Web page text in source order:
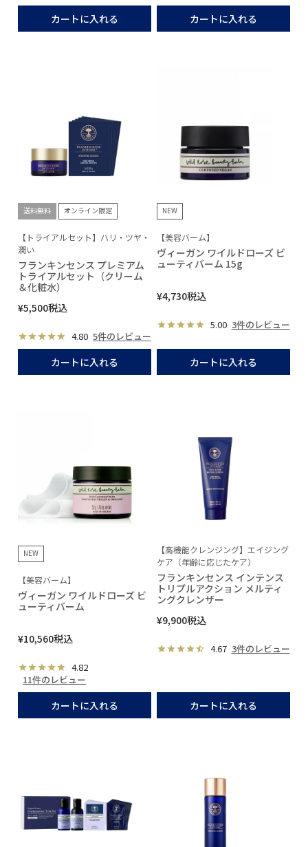
カートに入れる カートに入れる
送料無料 オンライン限定
【トライアルセット】ハリ・ツヤ・
潤い
フランキンセンス プレミアム
トライアルセット（クリーム
＆化粧水）
¥5,500税込
4.80 5件のレビュー
カートに入れる
NEW
【美容バーム】
ヴィーガン ワイルドローズ ビ
ューティバーム 15g
¥4,730税込
5.00 3件のレビュー
カートに入れる
NEW
【美容バーム】
ヴィーガン ワイルドローズ ビ
ューティバーム
¥10,560税込
4.82
11件のレビュー
カートに入れる
【高機能クレンジング】エイジング
ケア（年齢に応じたケア）
フランキンセンス インテンス
トリプルアクション メルティ
ングクレンザー
¥9,900税込
4.67 3件のレビュー
カートに入れる